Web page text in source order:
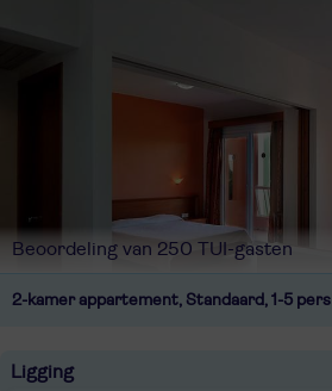
Beoordeling van 250 TUI-gasten
2-kamer appartement, Standaard, 1-5 pers
Ligging